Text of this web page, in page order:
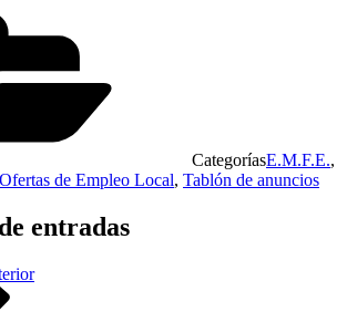
CategoríasE.M.F.E.,
Ofertas de Empleo Local, Tablón de anuncios
entradas